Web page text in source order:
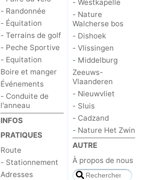
- Randonnée
- Équitation
- Terrains de golf
- Peche Sportive
- Equitation
Boire et manger
Événements
- Conduite de
l'anneau
INFOS
PRATIQUES
Route
- Stationnement
Adresses
- Westkapelle
- Nature
Walcherse bos
- Dishoek
- Vlissingen
- Middelburg
Zeeuws-
Vlaanderen
- Nieuwvliet
- Sluis
- Cadzand
- Nature Het Zwin
AUTRE
À propos de nous